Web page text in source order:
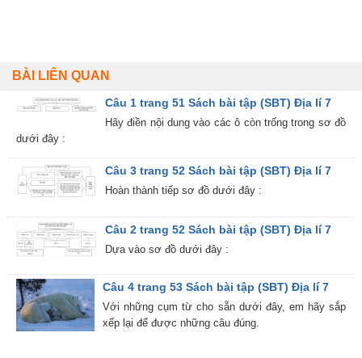
BÀI LIÊN QUAN
Câu 1 trang 51 Sách bài tập (SBT) Địa lí 7
Hãy điền nội dung vào các ô còn trống trong sơ đồ
dưới đây :
Câu 3 trang 52 Sách bài tập (SBT) Địa lí 7
Hoàn thành tiếp sơ đồ dưới đây :
Câu 2 trang 52 Sách bài tập (SBT) Địa lí 7
Dựa vào sơ đồ dưới đây :
Câu 4 trang 53 Sách bài tập (SBT) Địa lí 7
Với những cụm từ cho sẵn dưới đây, em hãy sắp
xếp lại để được những câu đúng.